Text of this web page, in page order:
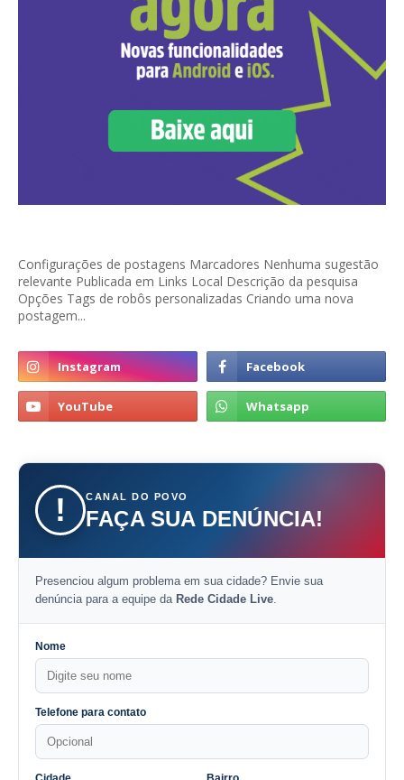
Configurações de postagens Marcadores Nenhuma sugestão
relevante Publicada em Links Local Descrição da pesquisa
Opções Tags de robôs personalizadas Criando uma nova
postagem...
! CANAL DO POVO
FAÇA SUA DENÚNCIA!
Presenciou algum problema em sua cidade? Envie sua
denúncia para a equipe da Rede Cidade Live
Nome
Telefone para contato